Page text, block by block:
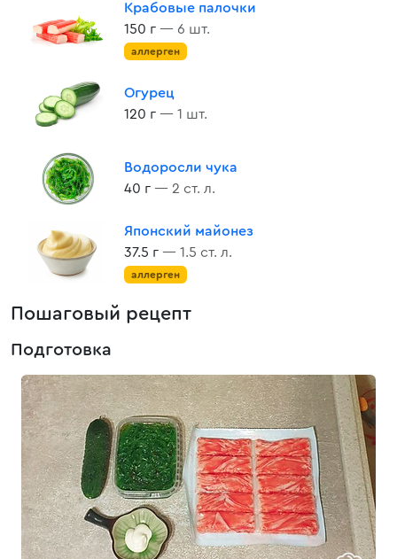
Крабовые палочки
150 г — 6 шт.
аллерген
Огурец
120 г — 1 шт.
Водоросли чука
40 г — 2 ст. л.
Японский майонез
37.5 г — 1.5 ст. л.
аллерген
Пошаговый рецепт
Подготовка